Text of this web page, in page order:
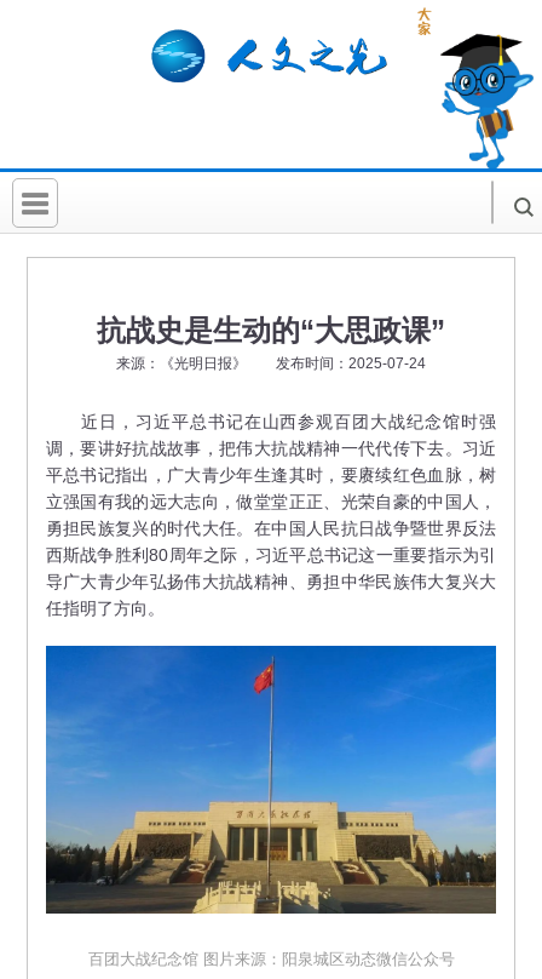
首 页
社科讲堂
科普活动
抗战史是生动的“大思政课”
来源：《光明日报》 发布时间：2025-07-24
近日，习近平总书记在山西参观百团大战纪念馆时强
调，要讲好抗战故事，把伟大抗战精神一代代传下去。习近
平总书记指出，广大青少年生逢其时，要赓续红色血脉，树
立强国有我的远大志向，做堂堂正正、光荣自豪的中国人，
勇担民族复兴的时代大任。在中国人民抗日战争暨世界反法
西斯战争胜利80周年之际，习近平总书记这一重要指示为引
导广大青少年弘扬伟大抗战精神、勇担中华民族伟大复兴大
任指明了方向。
百团大战纪念馆 图片来源：阳泉城区动态微信公众号